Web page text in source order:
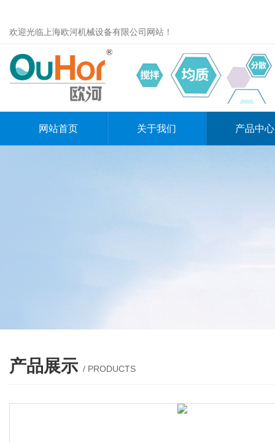
欢迎光临上海欧河机械设备有限公司网站！
网站首页 关于我们 产品中心
产品展示 / PRODUCTS